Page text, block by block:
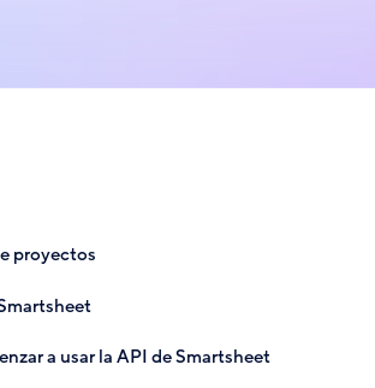
proyectos
a usar la API de Smartsheet